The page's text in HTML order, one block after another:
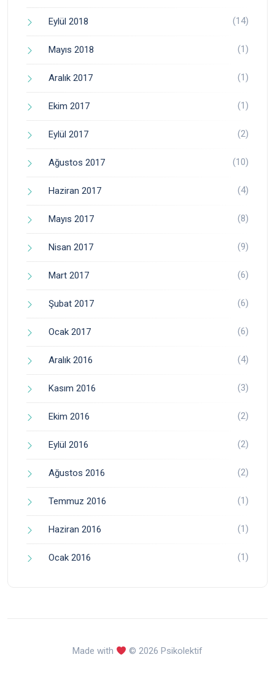
Eylül 2018 (14)
Mayıs 2018 (1)
Aralık 2017 (1)
Ekim 2017 (1)
Eylül 2017 (2)
Ağustos 2017 (10)
Haziran 2017 (4)
Mayıs 2017 (8)
Nisan 2017 (9)
Mart 2017 (6)
Şubat 2017 (6)
Ocak 2017 (6)
Aralık 2016 (4)
Kasım 2016 (3)
Ekim 2016 (2)
Eylül 2016 (2)
Ağustos 2016 (2)
Temmuz 2016 (1)
Haziran 2016 (1)
Ocak 2016 (1)
Made with © 2026 Psikolektif